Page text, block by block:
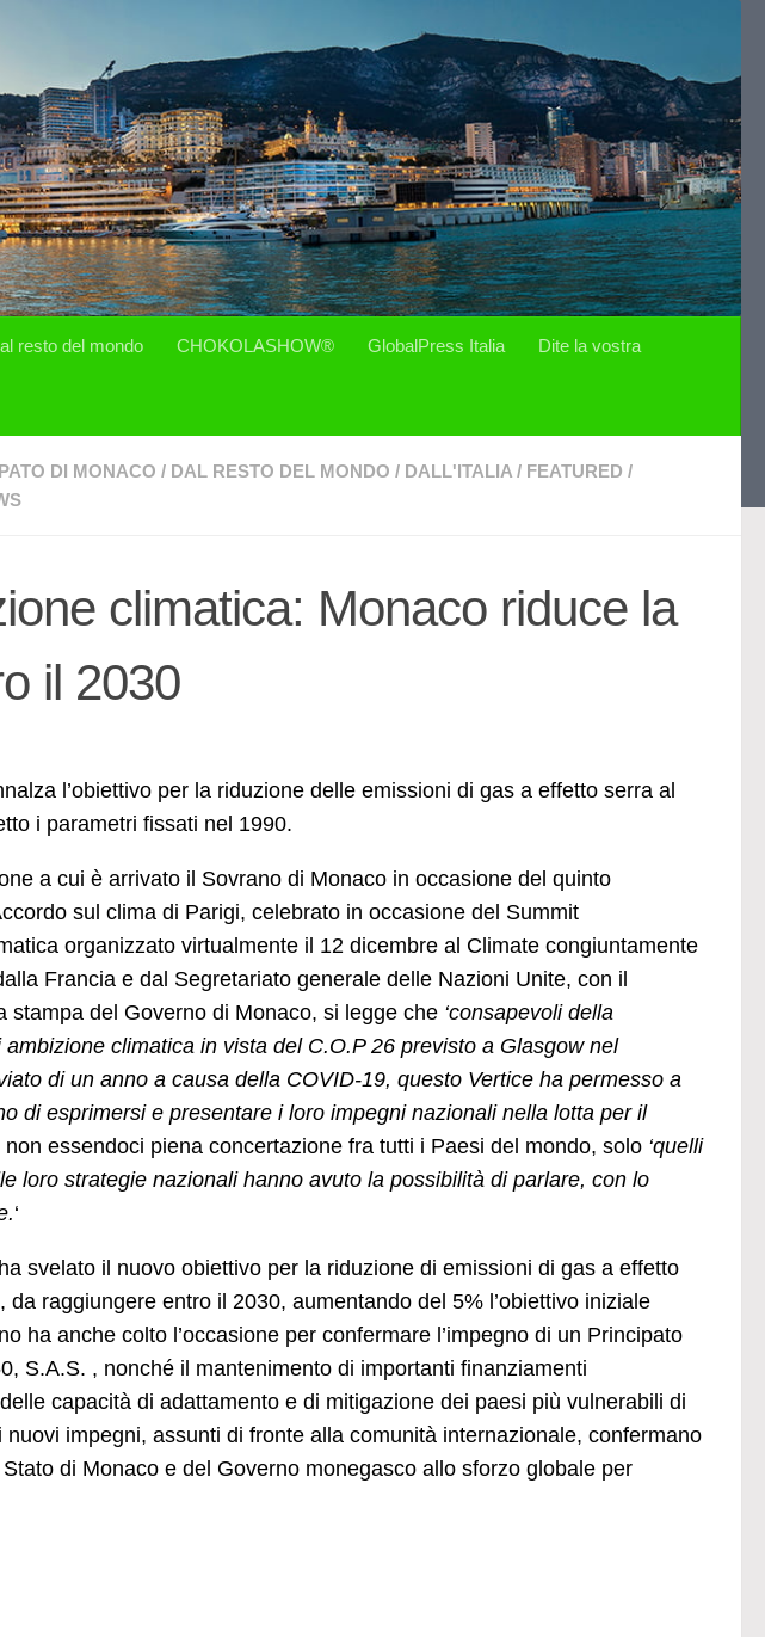
resto del mondo CHOKOLASHOW® GlobalPress Italia Dite la vostra
DI MONACO / DAL RESTO DEL MONDO / DALL'ITALIA / FEATURED /
climatica: Monaco riduce la
il 2030
l’obiettivo per la riduzione delle emissioni di gas a effetto serra al
i parametri fissati nel 1990.
a cui è arrivato il Sovrano di Monaco in occasione del quinto
sul clima di Parigi, celebrato in occasione del Summit
organizzato virtualmente il 12 dicembre al Climate congiuntamente
Francia e dal Segretariato generale delle Nazioni Unite, con il
stampa del Governo di Monaco, si legge che ‘consapevoli della
climatica in vista del C.O.P 26 previsto a Glasgow nel
di un anno a causa della COVID-19, questo Vertice ha permesso a
di esprimersi e presentare i loro impegni nazionali nella lotta per il
essendoci piena concertazione fra tutti i Paesi del mondo, solo ‘quelli
loro strategie nazionali hanno avuto la possibilità di parlare, con lo
‘
svelato il nuovo obiettivo per la riduzione di emissioni di gas a effetto
raggiungere entro il 2030, aumentando del 5% l’obiettivo iniziale
ha anche colto l’occasione per confermare l’impegno di un Principato
S.A.S. , nonché il mantenimento di importanti finanziamenti
capacità di adattamento e di mitigazione dei paesi più vulnerabili di
impegni, assunti di fronte alla comunità internazionale, confermano
di Monaco e del Governo monegasco allo sforzo globale per